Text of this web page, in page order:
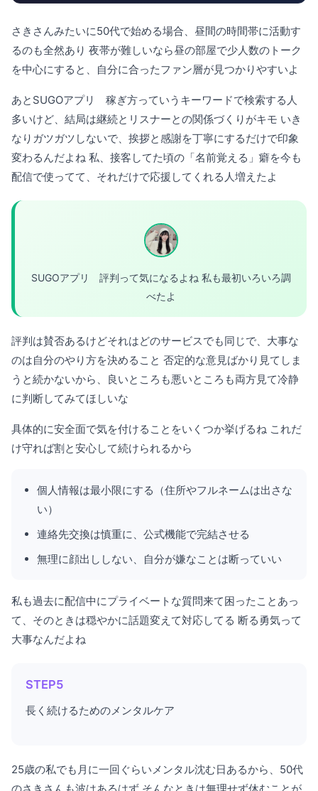
さきさんみたいに50代で始める場合、昼間の時間帯に活動す
るのも全然あり 夜帯が難しいなら昼の部屋で少人数のトーク
を中心にすると、自分に合ったファン層が見つかりやすいよ
あとSUGOアプリ 稼ぎ方っていうキーワードで検索する人
多いけど、結局は継続とリスナーとの関係づくりがキモ いき
なりガツガツしないで、挨拶と感謝を丁寧にするだけで印象
変わるんだよね 私、接客してた頃の「名前覚える」癖を今も
配信で使ってて、それだけで応援してくれる人増えたよ
SUGOアプリ 評判って気になるよね 私も最初いろいろ調
べたよ
評判は賛否あるけどそれはどのサービスでも同じで、大事な
のは自分のやり方を決めること 否定的な意見ばかり見てしま
うと続かないから、良いところも悪いところも両方見て冷静
に判断してみてほしいな
具体的に安全面で気を付けることをいくつか挙げるね これだ
け守れば割と安心して続けられるから
個人情報は最小限にする（住所やフルネームは出さな
い）
連絡先交換は慎重に、公式機能で完結させる
無理に顔出ししない、自分が嫌なことは断っていい
私も過去に配信中にプライベートな質問来て困ったことあっ
て、そのときは穏やかに話題変えて対応してる 断る勇気って
大事なんだよね
STEP5
長く続けるためのメンタルケア
25歳の私でも月に一回ぐらいメンタル沈む日あるから、50代
のさきさんも波はあるはず そんなときは無理せず休むことが